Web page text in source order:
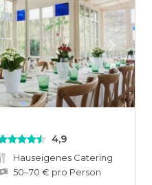
4,9
Hauseigenes Catering
50–70 € pro Person